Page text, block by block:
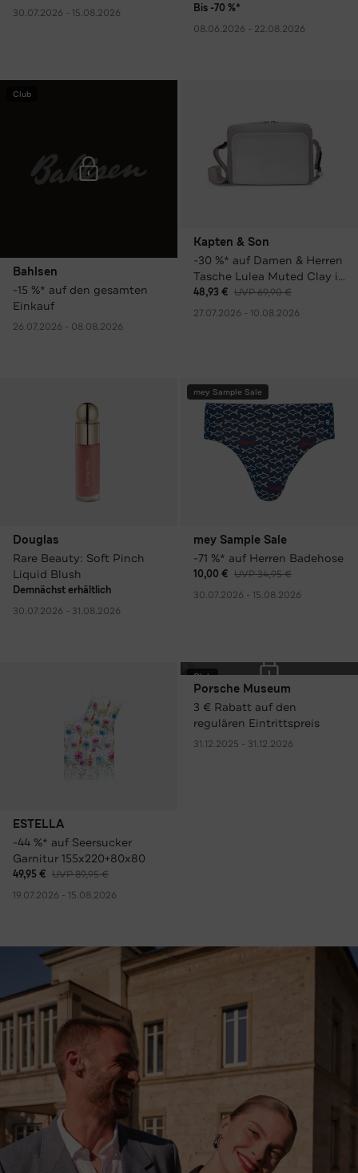
30.07.2026 - 15.08.2026
Bis -70 %*
08.06.2026 - 22.08.2026
Club
Bahlsen
-15 %* auf den gesamten
Einkauf
26.07.2026 - 08.08.2026
Kapten & Son
-30 %* auf Damen & Herren
Tasche Lulea Muted Clay in
verschiedenen Farben
48,93 € UVP 69,90 €
27.07.2026 - 10.08.2026
Douglas
Rare Beauty: Soft Pinch
Liquid Blush
Demnächst erhältlich
30.07.2026 - 31.08.2026
mey Sample Sale
mey Sample Sale
-71 %* auf Herren Badehose
10,00 € UVP 34,95 €
30.07.2026 - 15.08.2026
ESTELLA
-44 %* auf Seersucker
Garnitur 155x220+80x80
49,95 € UVP 89,95 €
19.07.2026 - 15.08.2026
Club
Porsche Museum
3 € Rabatt auf den
regulären Eintrittspreis
31.12.2025 - 31.12.2026